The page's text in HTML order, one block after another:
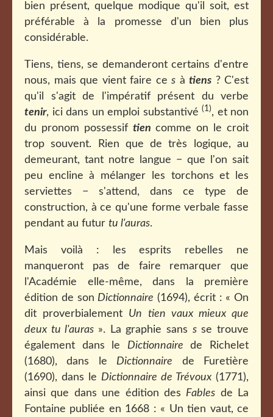
bien présent, quelque modique qu'il soit, est
préférable à la promesse d'un bien plus
considérable.
Tiens, tiens, se demanderont certains d'entre
nous, mais que vient faire ce s à tiens ? C'est
qu'il s'agit de l'impératif présent du verbe
tenir, ici dans un emploi substantivé (1), et non
du pronom possessif tien comme on le croit
trop souvent. Rien que de très logique, au
demeurant, tant notre langue − que l'on sait
peu encline à mélanger les torchons et les
serviettes − s'attend, dans ce type de
construction, à ce qu'une forme verbale fasse
pendant au futur tu l'auras.
Mais voilà : les esprits rebelles ne
manqueront pas de faire remarquer que
l'Académie elle-même, dans la première
édition de son Dictionnaire (1694), écrit : « On
dit proverbialement Un tien vaux mieux que
deux tu l'auras ». La graphie sans sse trouve
également dans le Dictionnaire de Richelet
(1680), dans le Dictionnaire de Furetière
(1690), dans le Dictionnaire de Trévoux (1771),
ainsi que dans une édition des Fables de La
Fontaine publiée en 1668 : « Un tien vaut, ce